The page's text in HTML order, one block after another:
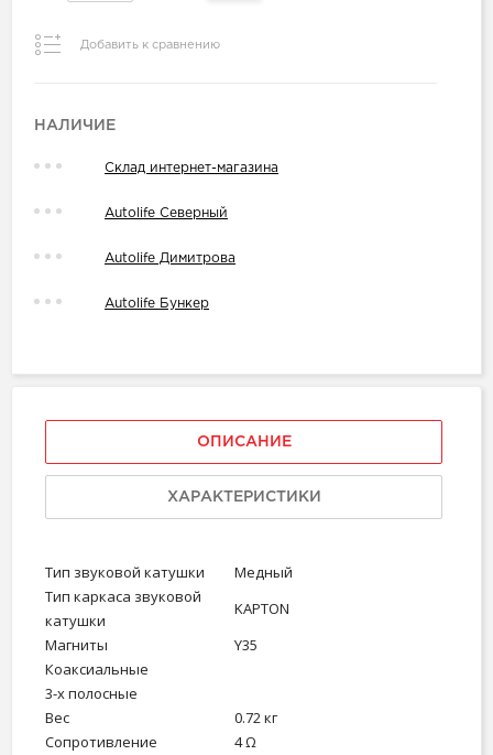
Добавить к сравнению
НАЛИЧИЕ
Склад интернет-магазина
Autolife Северный
Autolife Димитрова
Autolife Бункер
ОПИСАНИЕ
ХАРАКТЕРИСТИКИ
Тип звуковой катушки
Медный
Тип каркаса звуковой
катушки
KAPTON
Магниты
Y35
Коаксиальные
3-х полосные
Вес
0.72 кг
Сопротивление
4 Ω